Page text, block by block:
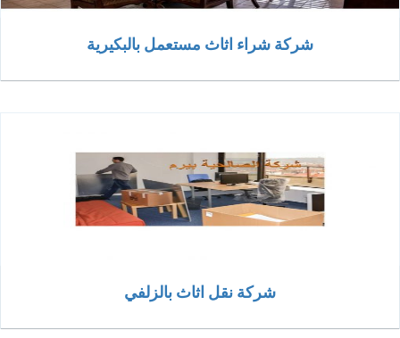
شركة شراء اثاث مستعمل بالبكيرية
شركة نقل اثاث بالزلفي